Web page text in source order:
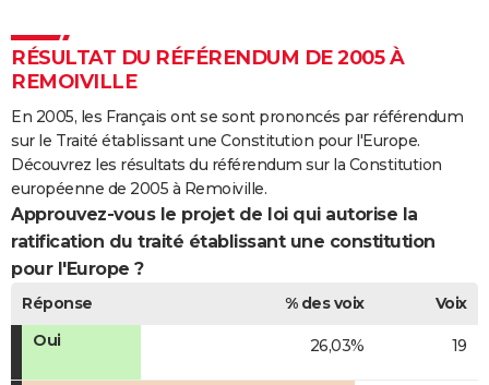
COPAINS D'AVANT
FORUM
Bricolage
Lifestyle
Culture
Sport
Auto
Television
Voyage
Cinema
RÉSULTAT DU RÉFÉRENDUM DE 2005 À
REMOIVILLE
En 2005, les Français ont se sont prononcés par référendum
sur le Traité établissant une Constitution pour l'Europe.
Découvrez les résultats du référendum sur la Constitution
européenne de 2005 à Remoiville.
Approuvez-vous le projet de loi qui autorise la
ratification du traité établissant une constitution
pour l'Europe ?
Réponse % des voix
Voix
Oui
26,03% 19